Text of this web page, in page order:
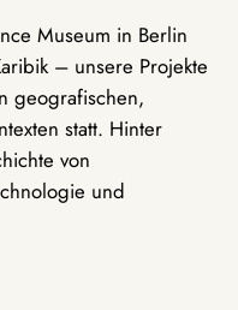
Museum in Berlin
– unsere Projekte
geografischen,
statt. Hinter
von
und